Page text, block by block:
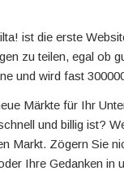
ist die erste
zu teilen, egal ob
und wird fast
Märkte für Ihr
und billig ist?
Markt. Zögern Sie
Ihre Gedanken in